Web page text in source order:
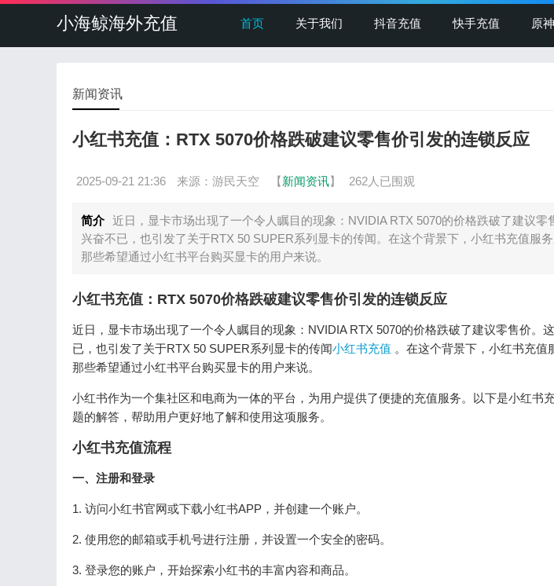
小海鲸海外充值 首页 关于我们 抖音充值 快手充值 原神
新闻资讯
小红书充值：RTX 5070价格跌破建议零售价引发的连锁反应
2025-09-21 21:36 来源：游民天空 【新闻资讯】 262人已围观
简介 近日，显卡市场出现了一个令人瞩目的现象：NVIDIA RTX 5070的价格跌破了建议
兴奋不已，也引发了关于RTX 50 SUPER系列显卡的传闻。在这个背景下，小红书充值服
那些希望通过小红书平台购买显卡的用户来说。
小红书充值：RTX 5070价格跌破建议零售价引发的连锁反应
近日，显卡市场出现了一个令人瞩目的现象：NVIDIA RTX 5070的价格跌破了建议零售价。
已，也引发了关于RTX 50 SUPER系列显卡的传闻小红书充值 。在这个背景下，小红书充
那些希望通过小红书平台购买显卡的用户来说。
小红书作为一个集社区和电商为一体的平台，为用户提供了便捷的充值服务。以下是小红书
题的解答，帮助用户更好地了解和使用这项服务。
小红书充值流程
一、注册和登录
1. 访问小红书官网或下载小红书APP，并创建一个账户。
2. 使用您的邮箱或手机号进行注册，并设置一个安全的密码。
3. 登录您的账户，开始探索小红书的丰富内容和商品。